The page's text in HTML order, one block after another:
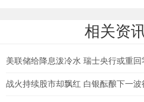
相关资
美联储给降息泼冷水 瑞士央行或重回
战火持续股市却飘红 白银酝酿下一波